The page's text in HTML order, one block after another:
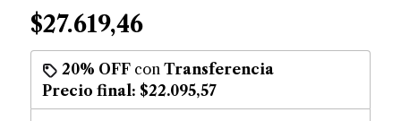
$27.619,46
20% OFFcon Transferencia
Precio final: $22.095,57